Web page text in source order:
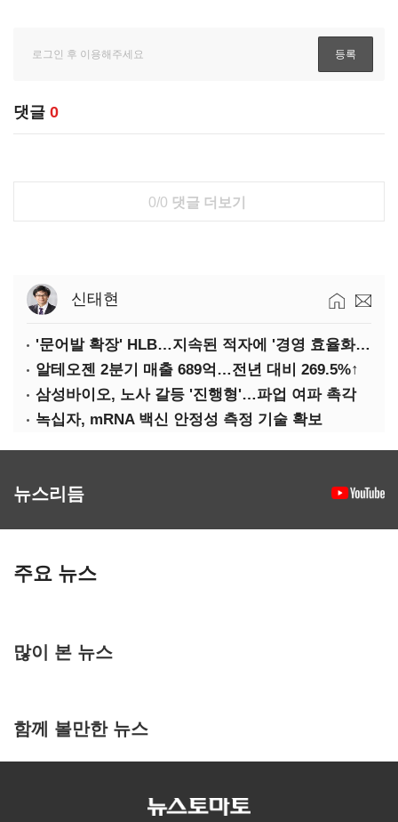
댓글 0
0/0 댓글 더보기
신태현
'문어발 확장' HLB…지속된 적자에 '경영 효율화' 관건
알테오젠 2분기 매출 689억…전년 대비 269.5%↑
삼성바이오, 노사 갈등 '진행형'…파업 여파 촉각
녹십자, mRNA 백신 안정성 측정 기술 확보
뉴스리듬
주요 뉴스
많이 본 뉴스
함께 볼만한 뉴스